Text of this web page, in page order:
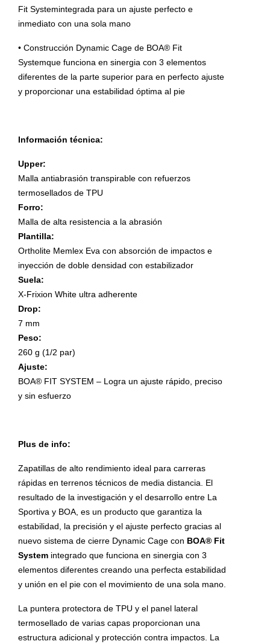
Fit Systemintegrada para un ajuste perfecto e
inmediato con una sola mano
• Construcción Dynamic Cage de BOA® Fit
Systemque funciona en sinergia con 3 elementos
diferentes de la parte superior para en perfecto ajuste
y proporcionar una estabilidad óptima al pie
Información técnica:
Upper:
Malla antiabrasión transpirable con refuerzos
termosellados de TPU
Forro:
Malla de alta resistencia a la abrasión
Plantilla:
Ortholite Memlex Eva con absorción de impactos e
inyección de doble densidad con estabilizador
Suela:
X-Frixion White ultra adherente
Drop:
7 mm
Peso:
260 g (1/2 par)
Ajuste:
BOA® FIT SYSTEM – Logra un ajuste rápido, preciso
y sin esfuerzo
Plus de info:
Zapatillas de alto rendimiento ideal para carreras
rápidas en terrenos técnicos de media distancia. El
resultado de la investigación y el desarrollo entre La
Sportiva y BOA, es un producto que garantiza la
estabilidad, la precisión y el ajuste perfecto gracias al
nuevo sistema de cierre Dynamic Cage con BOA® Fit
System integrado que funciona en sinergia con 3
elementos diferentes creando una perfecta estabilidad
y unión en el pie con el movimiento de una sola mano.
La puntera protectora de TPU y el panel lateral
termosellado de varias capas proporcionan una
estructura adicional y protección contra impactos. La